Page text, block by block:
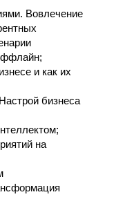
Вовлечение
и как их
бизнеса
на